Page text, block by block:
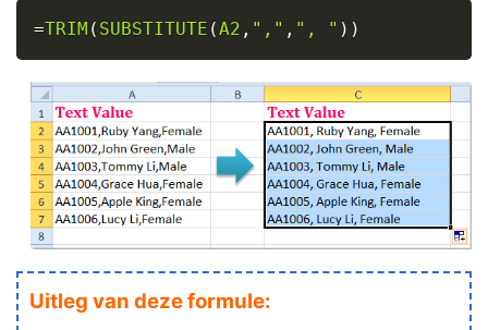
=TRIM ( SUBSTITUTE (A2 , "," , ", " ) )
Uitleg van deze formule: